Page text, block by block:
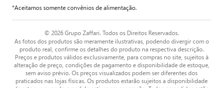
*Aceitamos somente convênios de alimentação.
© 2026 Grupo Zaffari. Todos os Direitos Reservados.
As fotos dos produtos são meramente ilustrativas, podendo divergir com o
produto real, confirme os detalhes do produto na respectiva descrição.
Preços e produtos válidos exclusivamente, para compras no site, sujeitos à
alteração de preço, condições de pagamento e disponibilidade de estoque,
sem aviso prévio. Os preços visualizados podem ser diferentes dos
praticados nas lojas físicas. Os produtos estarão sujeitos a disponibilidade